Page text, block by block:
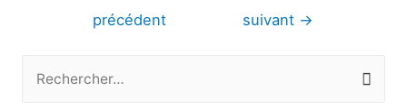
précédent
suivant →